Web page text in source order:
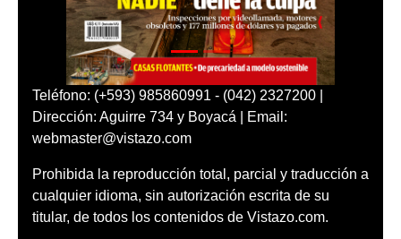
Teléfono: (+593) 985860991 - (042) 2327200 |
Dirección: Aguirre 734 y Boyacá | Email:
webmaster@vistazo.com
Prohibida la reproducción total, parcial y traducción a
cualquier idioma, sin autorización escrita de su
titular, de todos los contenidos de Vistazo.com.